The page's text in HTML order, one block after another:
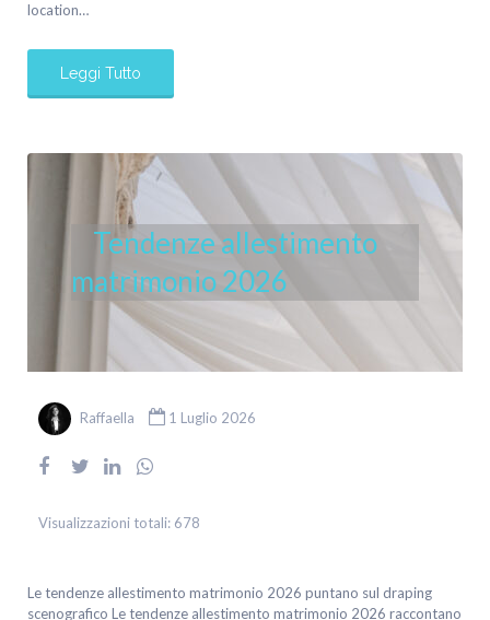
location…
Leggi Tutto
Tendenze allestimento
matrimonio 2026
Raffaella 1 Luglio 2026
Visualizzazioni totali: 678
Le tendenze allestimento matrimonio 2026 puntano sul draping
scenografico Le tendenze allestimento matrimonio 2026 raccontano